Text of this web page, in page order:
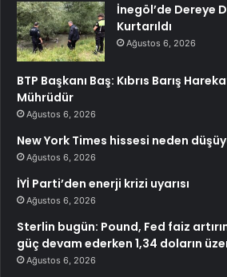
İnegöl’de Dereye
Kurtarıldı
Ağustos 6, 2026
BTP Başkanı Baş: Kıbrıs Barış
Mührüdür
Ağustos 6, 2026
New York Times hissesi neden
Ağustos 6, 2026
İYİ Parti’den enerji krizi uyarısı
Ağustos 6, 2026
Sterlin bugün: Pound, Fed faiz
güç devam ederken 1,34 doların
Ağustos 6, 2026